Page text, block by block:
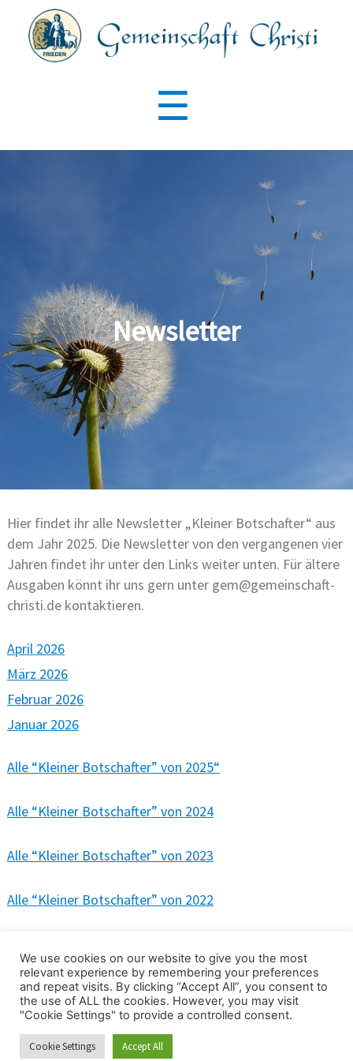
Gemeinschaft
Christi
☰
Search
Newsletter
Hier findet ihr alle Newsletter „Kleiner Botschafter“ aus
dem Jahr 2025. Die Newsletter von den vergangenen vier
Jahren findet ihr unter den Links weiter unten. Für ältere
Ausgaben könnt ihr uns gern unter gem@gemeinschaft-
christi.de kontaktieren.
April 2026
März 2026
Februar 2026
Januar 2026
Alle “Kleiner Botschafter” von 2025“
Alle “Kleiner Botschafter” von 2024
Alle “Kleiner Botschafter” von 2023
Alle “Kleiner Botschafter” von 2022
© 2026 Gemeinschaft Christi
We use cookies on our website to give you the most
relevant experience by remembering your preferences
and repeat visits. By clicking “Accept All”, you consent to
the use of ALL the cookies. However, you may visit
"Cookie Settings" to provide a controlled consent.
Cookie Settings Accept All